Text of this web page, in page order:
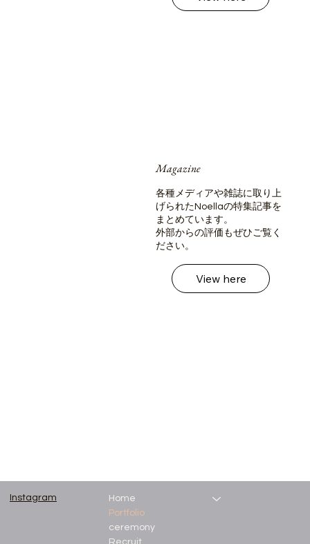
Magazine
各種メディアや雑誌に取り上
げられたNoellaの特集記事を
まとめています。
外部からの評価もぜひご覧く
ださい。
View here
Instagram
Home
Portfolio
ceremony
Recruit